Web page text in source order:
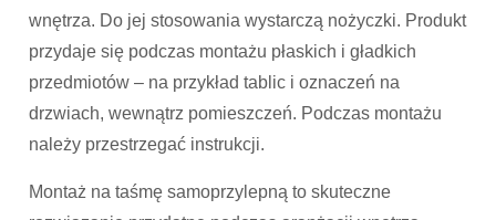
wnętrza. Do jej stosowania wystarczą nożyczki. Produkt
przydaje się podczas montażu płaskich i gładkich
przedmiotów – na przykład tablic i oznaczeń na
drzwiach, wewnątrz pomieszczeń. Podczas montażu
należy przestrzegać instrukcji.
Montaż na taśmę samoprzylepną to skuteczne